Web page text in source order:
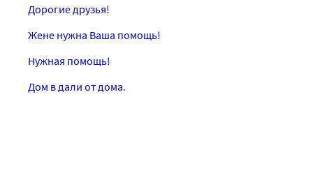
Дорогие друзья!
Жене нужна Ваша помощь!
Нужная помощь!
Дом в дали от дома.